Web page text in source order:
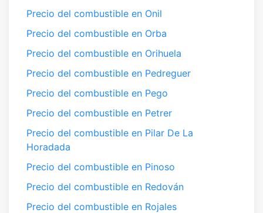
Precio del combustible en Onil
Precio del combustible en Orba
Precio del combustible en Orihuela
Precio del combustible en Pedreguer
Precio del combustible en Pego
Precio del combustible en Petrer
Precio del combustible en Pilar De La
Horadada
Precio del combustible en Pinoso
Precio del combustible en Redován
Precio del combustible en Rojales